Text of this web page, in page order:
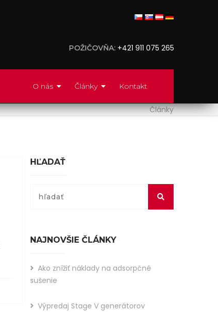
POŽIČOVŇA: +421 911 075 265
O nás Články Kontakt
Články
HĽADAŤ
NAJNOVŠIE ČLÁNKY
Ako znížiť náklady na adsorpčné
sušenie
Výpredaj Stage V generátorov